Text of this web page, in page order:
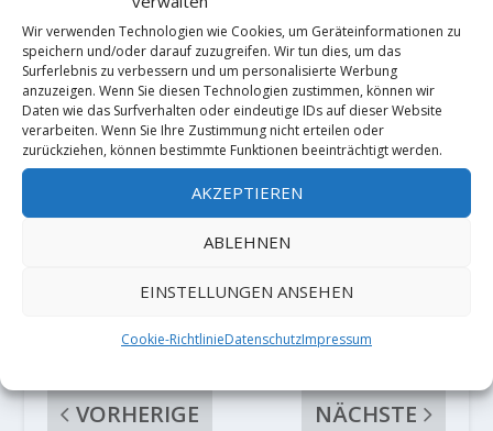
Wir verwenden Technologien wie Cookies, um Geräteinformationen zu
speichern und/oder darauf zuzugreifen. Wir tun dies, um das
Surferlebnis zu verbessern und um personalisierte Werbung
anzuzeigen. Wenn Sie diesen Technologien zustimmen, können wir
Daten wie das Surfverhalten oder eindeutige IDs auf dieser Website
verarbeiten. Wenn Sie Ihre Zustimmung nicht erteilen oder
zurückziehen, können bestimmte Funktionen beeinträchtigt werden.
AKZEPTIEREN
ABLEHNEN
EINSTELLUNGEN ANSEHEN
Cookie-RichtlinieDatenschutzImpressum
VORHERIGE
NÄCHSTE